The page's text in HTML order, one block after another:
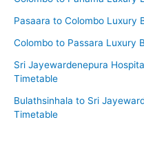
Pasaara to Colombo Luxury
Colombo to Passara Luxury
Sri Jayewardenepura
Timetable
Bulathsinhala to Sri
Timetable